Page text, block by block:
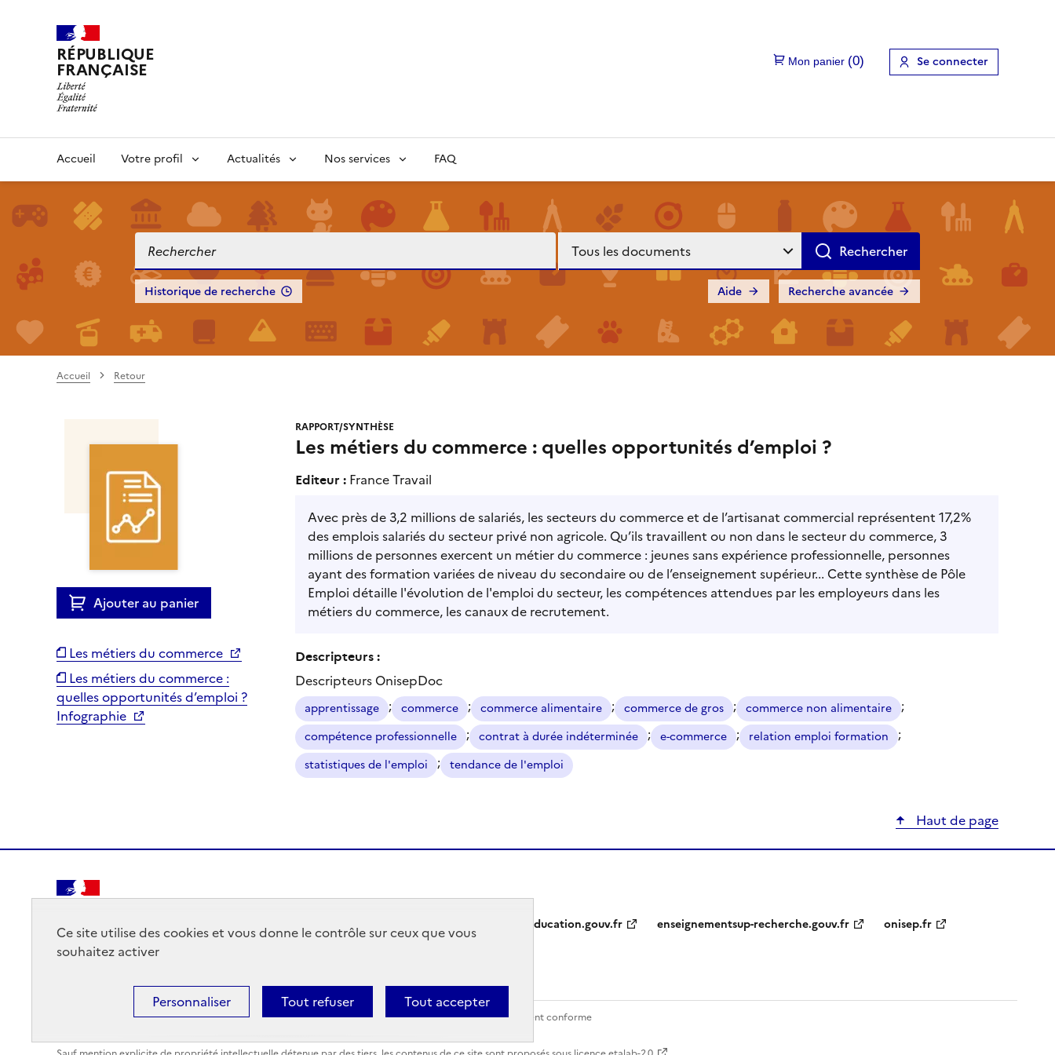
Ce site utilise des cookies et vous donne le contrôle sur ceux que vous
souhaitez activer
Tout accepter
Tout refuser
Personnaliser
RÉPUBLIQUE
FRANÇAISE Se connecter
Accueil Votre profil Actualités Nos services FAQ
Historique de recherche Recherche avancée
Aide
Accueil Retour
Ajouter au panier
Les métiers du commerce
Les métiers du commerce :
quelles opportunités d’emploi ?
Infographie
RAPPORT/SYNTHÈSE
Les métiers du commerce : quelles opportunités d’emploi ?
Editeur : France Travail
Avec près de 3,2 millions de salariés, les secteurs du commerce et de l’artisanat commercial représentent 17,2%
des emplois salariés du secteur privé non agricole. Qu’ils travaillent ou non dans le secteur du commerce, 3
millions de personnes exercent un métier du commerce : jeunes sans expérience professionnelle, personnes
ayant des formation variées de niveau du secondaire ou de l’enseignement supérieur... Cette synthèse de Pôle
Emploi détaille l'évolution de l'emploi du secteur, les compétences attendues par les employeurs dans les
métiers du commerce, les canaux de recrutement.
Descripteurs :
Descripteurs OnisepDoc
apprentissage ; commerce ; commerce alimentaire ; commerce de gros ; commerce non alimentaire ;
compétence professionnelle ; contrat à durée indéterminée ; e-commerce ; relation emploi formation ;
statistiques de l'emploi ; tendance de l'emploi
Haut de page
FRANÇAISE education.gouv.fr enseignementsup-recherche.gouv.fr onisep.fr
Données personnelles Plan du site Contact Accessibilité : partiellement conforme